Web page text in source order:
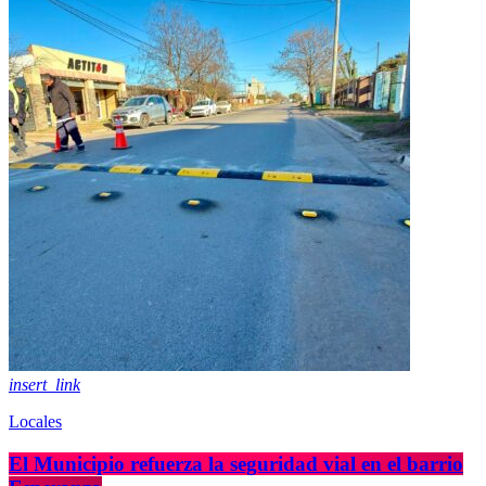
insert_link
Locales
El Municipio refuerza la seguridad vial en el barrio